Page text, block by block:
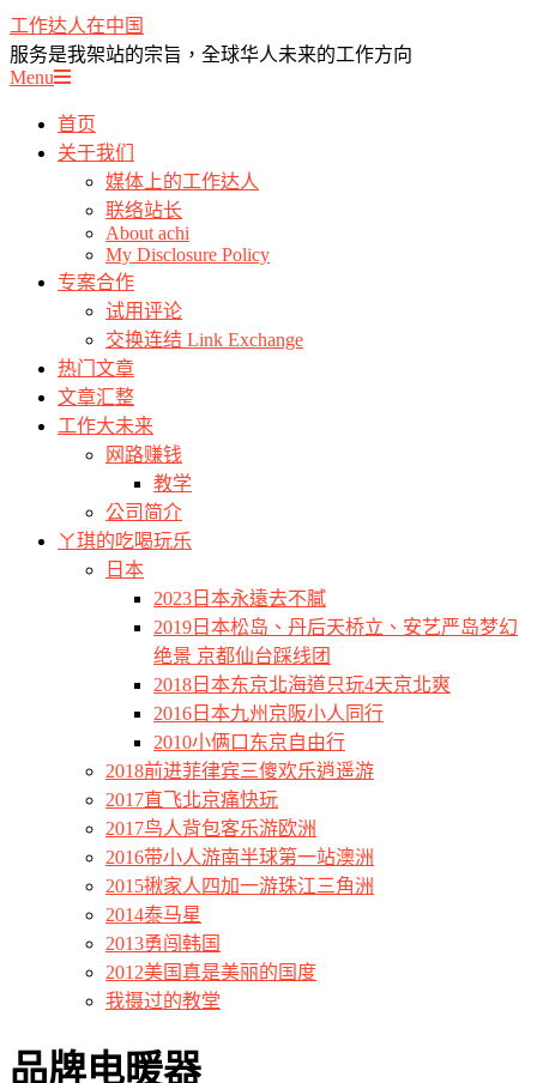
Skip
to
content
工作达人在中国
服务是我架站的宗旨，全球华人未来的工作方向
Primary
Menu
Menu
首页
关于我们
媒体上的工作达人
联络站长
About achi
My Disclosure Policy
专案合作
试用评论
交换连结 Link Exchange
热门文章
文章汇整
工作大未来
网路赚钱
教学
公司简介
ㄚ琪的吃喝玩乐
日本
2023日本永遠去不膩
2019日本松岛、丹后天桥立、安艺严岛梦幻
绝景 京都仙台踩线团
2018日本东京北海道只玩4天京北爽
2016日本九州京阪小人同行
2010小俩口东京自由行
2018前进菲律宾三傻欢乐逍遥游
2017直飞北京痛快玩
2017鸟人背包客乐游欧洲
2016带小人游南半球第一站澳洲
2015揪家人四加一游珠江三角洲
2014泰马星
2013勇闯韩国
2012美国真是美丽的国度
我摄过的教堂
品牌电暖器